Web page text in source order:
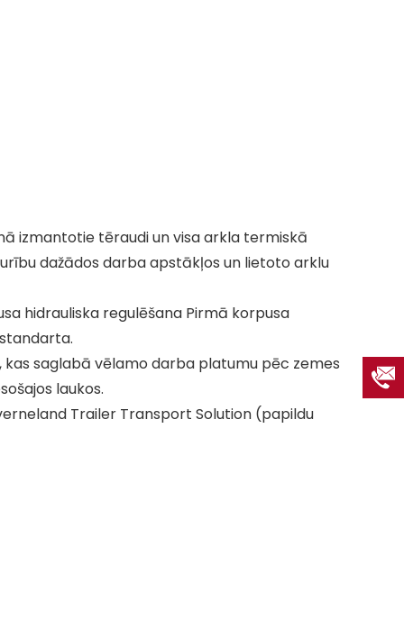
izmantotie tēraudi un visa arkla termiskā
dažādos darba apstākļos un lietoto arklu
hidrauliska regulēšana Pirmā korpusa
kas saglabā vēlamo darba platumu pēc zemes
laukos.
Trailer Transport Solution (papildu